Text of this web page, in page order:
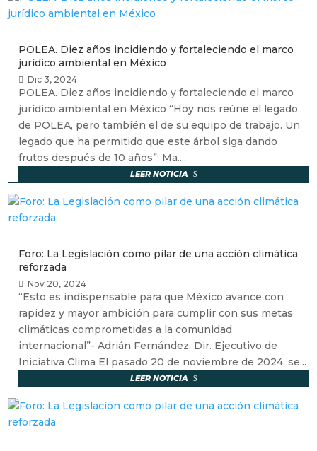
POLEA. Diez años incidiendo y fortaleciendo el marco
jurídico ambiental en México
Dic 3, 2024
POLEA. Diez años incidiendo y fortaleciendo el marco
jurídico ambiental en México “Hoy nos reúne el legado
de POLEA, pero también el de su equipo de trabajo. Un
legado que ha permitido que este árbol siga dando
frutos después de 10 años”: Ma....
LEER NOTICIA
Foro: La Legislación como pilar de una acción climática
reforzada
Nov 20, 2024
“Esto es indispensable para que México avance con
rapidez y mayor ambición para cumplir con sus metas
climáticas comprometidas a la comunidad
internacional”- Adrián Fernández, Dir. Ejecutivo de
Iniciativa Clima El pasado 20 de noviembre de 2024, se...
LEER NOTICIA